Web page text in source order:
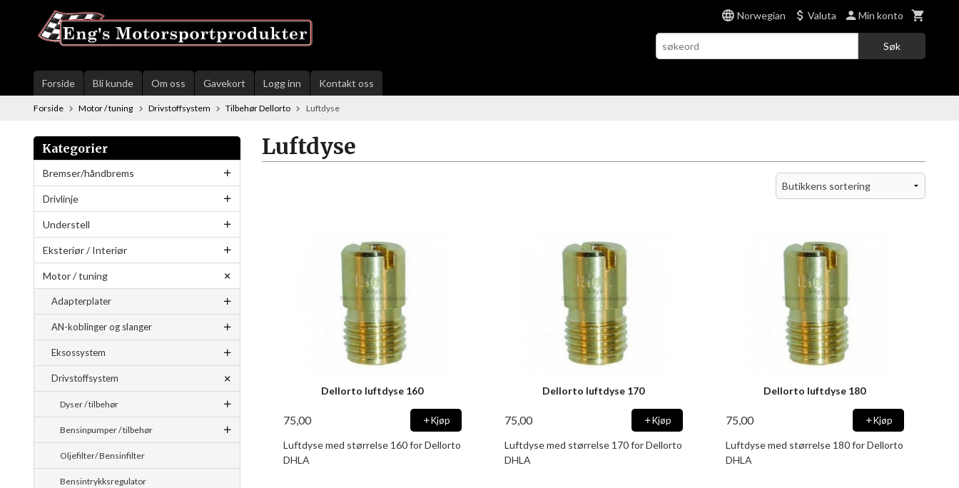
innholdet
Norwegian Valuta Min konto
Søk
Forside Bli kunde Om oss Gavekort Logg inn Kontakt oss
Forside Motor / tuning Drivstoffsystem Tilbehør Dellorto Luftdyse
Kategorier
Bremser/håndbrems
Drivlinje
Understell
Eksteriør / Interiør
Motor / tuning
Adapterplater
AN-koblinger og slanger
Eksossystem
Drivstoffsystem
Dyser / tilbehør
Bensinpumper / tilbehør
Oljefilter/ Bensinfilter
Bensintrykksregulator
Luftdyse
Dellorto luftdyse 160
75,00 Kjøp
Luftdyse med størrelse 160 for Dellorto
DHLA
Dellorto luftdyse 170
75,00 Kjøp
Luftdyse med størrelse 170 for Dellorto
DHLA
Dellorto luftdyse 180
75,00 Kjøp
Luftdyse med størrelse 180 for Dellorto
DHLA